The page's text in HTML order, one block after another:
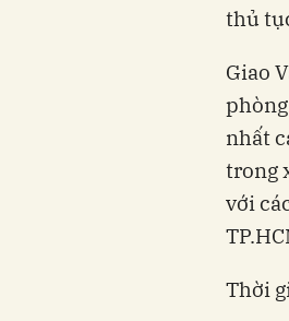
thủ
Giao
nhất
trong
với
Thời